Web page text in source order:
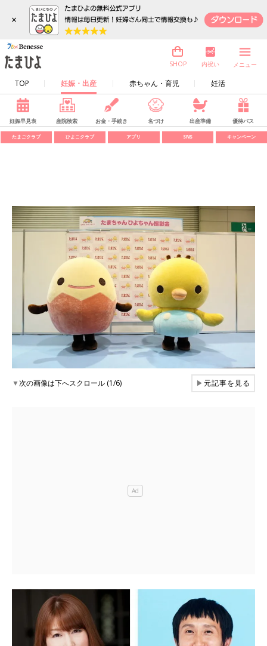
×
TOP 妊娠・出産 赤ちゃん・育児 妊活
SHOP 内祝い メニュー
妊娠早見表 産院検索 お金・手続き 名づけ 出産準備 優待パス
たまごクラブ ひよこクラブ アプリ SNS キャンペーン
▼次の画像は下へスクロール (1/6) ▶元記事を見る